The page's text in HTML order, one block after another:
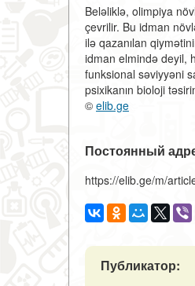
Beləliklə, olimpiya
çevrilir. Bu idman
ilə qazanılan
idman elmində deyil,
funksional səviyyəni
psixikanın bioloji
© elib.ge
Постоянный
https://elib.ge/m/
Публикатор: